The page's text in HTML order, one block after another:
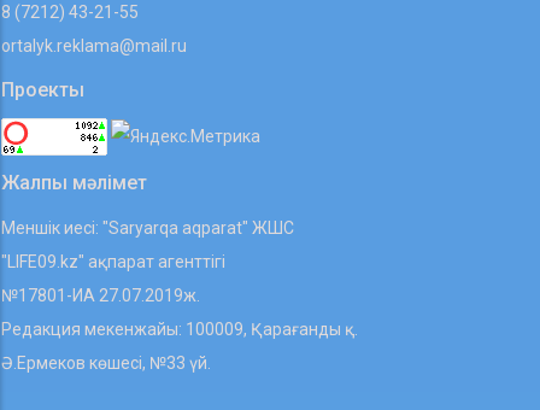
8 (7212) 43-21-55
ortalyk.reklama@mail.ru
Проекты
Жалпы мәлімет
Меншік иесі: "Saryarqa aqparat" ЖШС
"LIFE09.kz" ақпарат агенттігі
№17801-ИА 27.07.2019ж.
Редакция мекенжайы: 100009, Қарағанды қ.
Ә.Ермеков көшесі, №33 үй.